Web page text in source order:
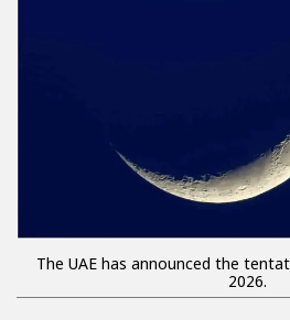
The UAE has announced the
2026.